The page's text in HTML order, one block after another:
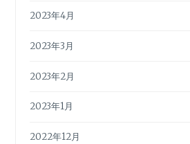
2023年4月
2023年3月
2023年2月
2023年1月
2022年12月